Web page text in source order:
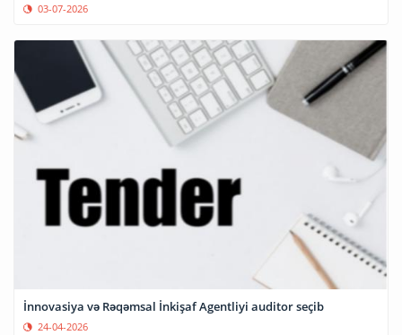
03-07-2026
İnnovasiya və Rəqəmsal İnkişaf Agentliyi auditor seçib
24-04-2026